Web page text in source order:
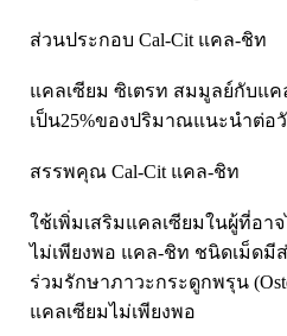
สำหรับท่านชาย
สินค้าเด็ก
สินค้าอื่นๆ
HerBlanc เฮอบลัง
Bode
PHARMAX
Pharmahof
CeraVe
ส่วนประกอบ Cal-Cit แคล-ชิท
แคลเซียม ซิเตรท สมมูลย์กับแ
เป็น25%ของปริมาณแนะนำต่อ
สรรพคุณ Cal-Cit แคล-ชิท
ใช้เพิ่มเสริมแคลเซียมในผู้ที่อา
ไม่เพียงพอ แคล-ชิท ชนิดเม็ดมี
ร่วมรักษาภาวะกระดูกพรุน
แคลเซียมไม่เพียงพอ